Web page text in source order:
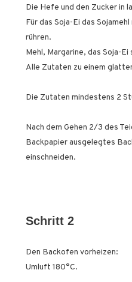
Die Hefe und den Zucker in
Für das Soja-Ei das
rühren.
Mehl, Margarine, das Soja-
Alle Zutaten zu einem
Die Zutaten mindestens 2
Nach dem Gehen 2/3 des
Backpapier ausgelegtes
einschneiden.
Schritt 2
Den Backofen vorheizen:
Umluft 180°C.